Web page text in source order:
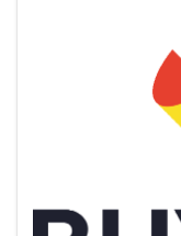
присутствуют как
Метражи
Недвижимость можно
трех стилей